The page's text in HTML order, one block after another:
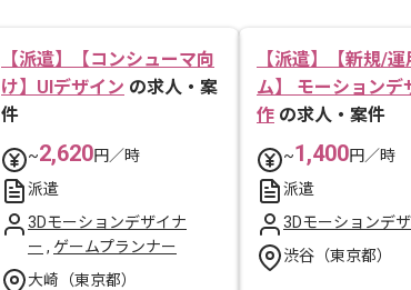
【派遣】【コンシューマ向
け】UIデザイン の求人・案
件
~2,620円／時
派遣
3Dモーションデザイナ
ー , ゲームプランナー
大崎（東京都）
【派遣】【新規/
ム】 モーションデ
作 の求人・案件
~1,400円／時
派遣
3Dモーションデ
渋谷（東京都）